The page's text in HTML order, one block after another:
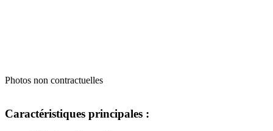
Photos non contractuelles
Caractéristiques principales :